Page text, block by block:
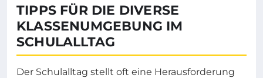
TIPPS FÜR DIE DIVERSE
KLASSENUMGEBUNG IM
SCHULALLTAG
Der Schulalltag stellt oft eine Herausforderung